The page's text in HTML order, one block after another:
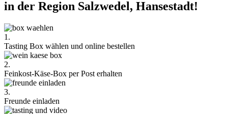
in der Region Salzwedel, Hansestadt!
1.
Tasting Box wählen und online bestellen
2.
Feinkost-Käse-Box per Post erhalten
3.
Freunde einladen